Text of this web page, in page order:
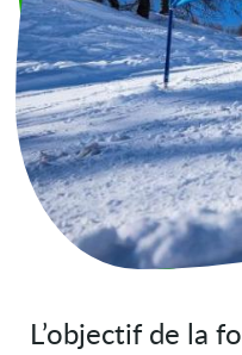
L’objectif de la